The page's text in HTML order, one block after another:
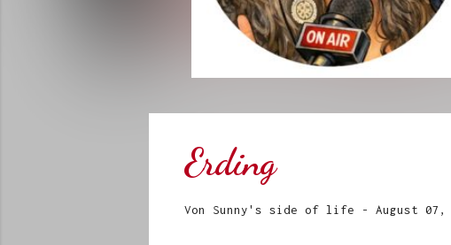
Erding
Von Sunny's side of life - August 07,